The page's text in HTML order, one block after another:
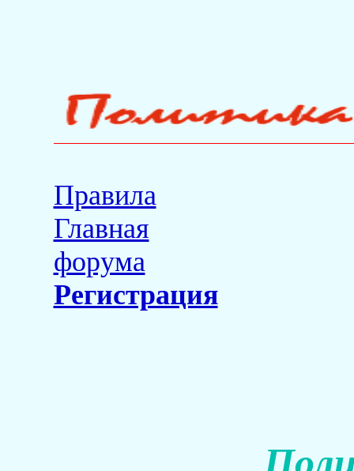
Правила
Главная
форума
Регистрация